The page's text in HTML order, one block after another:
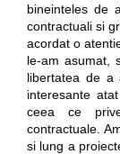
bineinteles de
contractuali si
acordat o
le-am asumat,
libertatea de a
interesante
ceea ce
contractuale.
si lung a